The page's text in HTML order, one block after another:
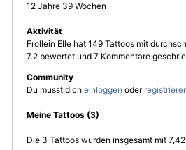
12 Jahre 39 Wochen
Aktivität
Frollein Elle hat 149 Tattoos mit
7.2 bewertet und 7 Kommentare
Community
Du musst dich einloggen oder
Meine Tattoos (3)
Die 3 Tattoos wurden insgesamt mit